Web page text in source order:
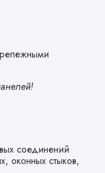
соединений
оконных стыков,